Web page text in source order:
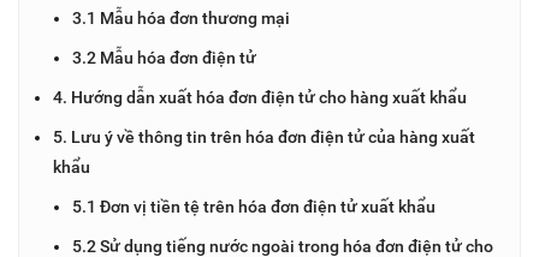
3.1 Mẫu hóa đơn thương mại
3.2 Mẫu hóa đơn điện tử
4. Hướng dẫn xuất hóa đơn điện tử cho hàng xuất khẩu
5. Lưu ý về thông tin trên hóa đơn điện tử của hàng xuất
khẩu
5.1 Đơn vị tiền tệ trên hóa đơn điện tử xuất khẩu
5.2 Sử dụng tiếng nước ngoài trong hóa đơn điện tử cho